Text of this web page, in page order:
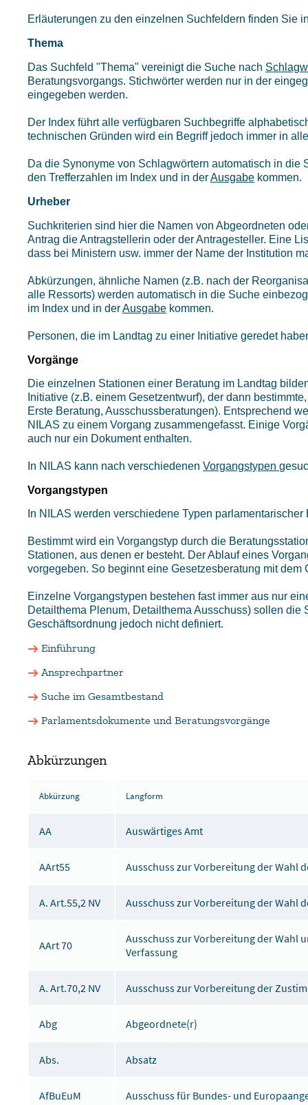
Erläuterungen zu den einzelnen Suchfeldern finden Sie
Thema
Das Suchfeld "Thema" vereinigt die Suche nach
Beratungsvorgangs. Stichwörter werden nur in der
eingegeben werden.
Der Index führt alle verfügbaren Suchbegriffe
technischen Gründen wird ein Begriff jedoch immer in
Da die Synonyme von Schlagwörtern automatisch in
den Trefferzahlen im Index und in derAusgabe kommen.
Urheber
Suchkriterien sind hier die Namen von Abgeordneten
Antrag die Antragstellerin oder der Antragesteller. Eine
dass bei Ministern usw. immer der Name der Institution
Abkürzungen, ähnliche Namen (z.B. nach der
alle Ressorts) werden automatisch in die Suche
im Index und in derAusgabe kommen.
Personen, die im Landtag zu einer Initiative geredet
Vorgänge
Die einzelnen Stationen einer Beratung im Landtag
Initiative (z.B. einem Gesetzentwurf), der dann
Erste Beratung, Ausschussberatungen). Entsprechend
NILAS zu einem Vorgang zusammengefasst. Einige
auch nur ein Dokument enthalten.
In NILAS kann nach verschiedenen Vorgangstypen
Vorgangstypen
In NILAS werden verschiedene Typen
Bestimmt wird ein Vorgangstyp durch die
Stationen, aus denen er besteht. Der Ablauf eines
vorgegeben. So beginnt eine Gesetzesberatung mit
Einzelne Vorgangstypen bestehen fast immer aus nur
Detailthema Plenum, Detailthema Ausschuss) sollen
Geschäftsordnung jedoch nicht definiert.
Einführung
Ansprechpartner
Suche im Gesamtbestand
Parlamentsdokumente und Beratungsvorgänge
Abkürzungen
Abkürzung Langform
AA Auswärtiges Amt
AArt55 Ausschuss zur Vorbereitung der Wahl
A. Art.55,2 NV Ausschuss zur Vorbereitung der Wahl
AArt 70
Ausschuss zur Vorbereitung der Wahl
Verfassung
A. Art.70,2 NV Ausschuss zur Vorbereitung der
Abg Abgeordnete(r)
Abs. Absatz
AfBuEuM Ausschuss für Bundes- und